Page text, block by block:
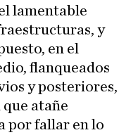
lamentable
y
en el
flanqueados
y posteriores,
atañe
por fallar en lo